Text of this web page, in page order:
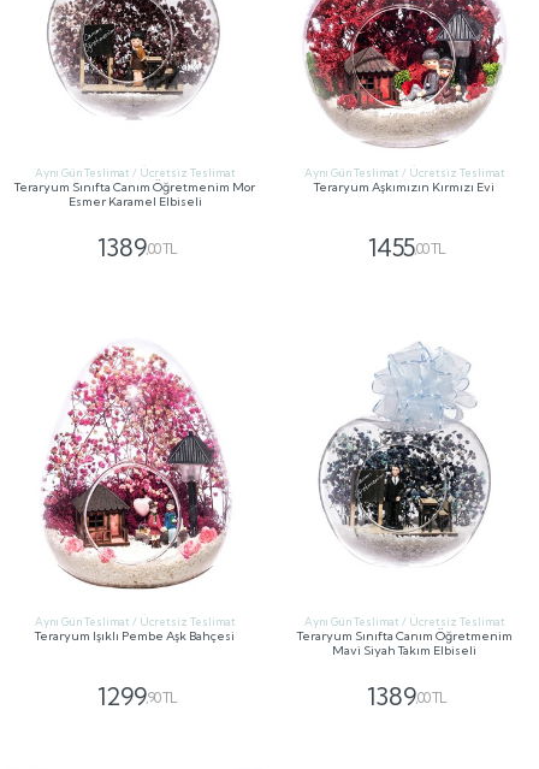
Aynı Gün Teslimat / Ücretsiz Teslimat
Teraryum Sınıfta Canım Öğretmenim Mor
Esmer Karamel Elbiseli
1389,00 TL
Aynı Gün Teslimat / Ücretsiz Teslimat
Teraryum Aşkımızın Kırmızı Evi
1455,00 TL
Aynı Gün Teslimat / Ücretsiz Teslimat
Teraryum Işıklı Pembe Aşk Bahçesi
1299,90 TL
Aynı Gün Teslimat / Ücretsiz Teslimat
Teraryum Sınıfta Canım Öğretmenim
Mavi Siyah Takım Elbiseli
1389,00 TL